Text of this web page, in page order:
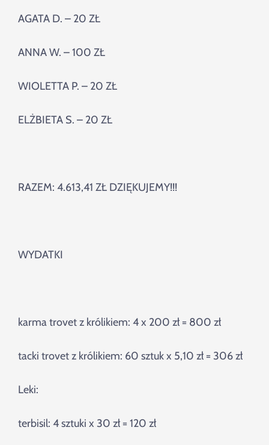
AGATA D. – 20 ZŁ
ANNA W. – 100 ZŁ
WIOLETTA P. – 20 ZŁ
ELŻBIETA S. – 20 ZŁ
RAZEM: 4.613,41 ZŁ DZIĘKUJEMY!!!
WYDATKI
karma trovet z królikiem: 4 x 200 zł = 800 zł
tacki trovet z królikiem: 60 sztuk x 5,10 zł = 306 zł
Leki:
terbisil: 4 sztuki x 30 zł = 120 zł